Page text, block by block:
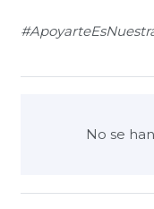
No se